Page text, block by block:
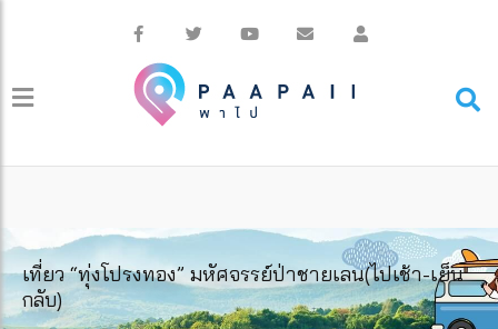
เที่ยว “ทุ่งโปรงทอง” มหัศจรรย์ป่าชายเลน(ไปเช้า-เย็น
กลับ)